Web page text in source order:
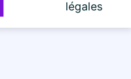
légales